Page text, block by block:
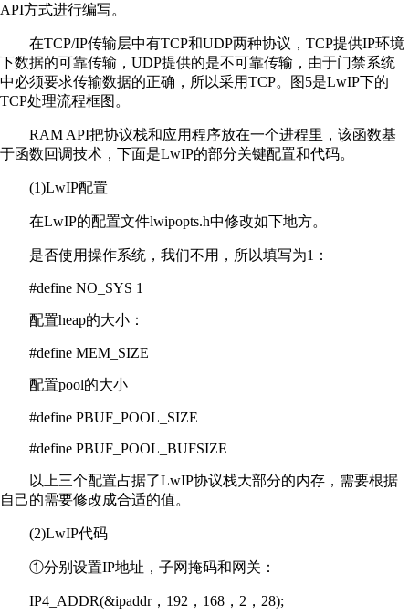
API方式进行编写。
在TCP/IP传输层中有TCP和UDP两种协议，TCP提供IP环境
下数据的可靠传输，UDP提供的是不可靠传输，由于门禁系统
中必须要求传输数据的正确，所以采用TCP。图5是LwIP下的
TCP处理流程框图。
RAM API把协议栈和应用程序放在一个进程里，该函数基
于函数回调技术，下面是LwIP的部分关键配置和代码。
(1)LwIP配置
在LwIP的配置文件lwipopts.h中修改如下地方。
是否使用操作系统，我们不用，所以填写为1：
#define NO_SYS 1
配置heap的大小：
#define MEM_SIZE
配置pool的大小
#define PBUF_POOL_SIZE
#define PBUF_POOL_BUFSIZE
以上三个配置占据了LwIP协议栈大部分的内存，需要根据
自己的需要修改成合适的值。
(2)LwIP代码
①分别设置IP地址，子网掩码和网关：
IP4_ADDR(&ipaddr，192，168，2，28);